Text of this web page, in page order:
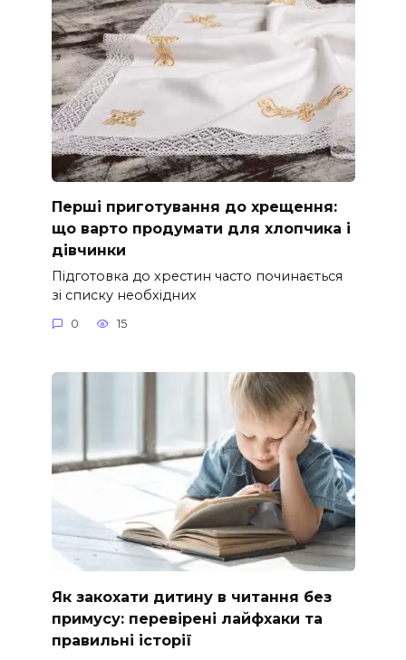
Перші приготування до хрещення:
що варто продумати для хлопчика і
дівчинки
Підготовка до хрестин часто починається
зі списку необхідних
0 15
Як закохати дитину в читання без
примусу: перевірені лайфхаки та
правильні історії